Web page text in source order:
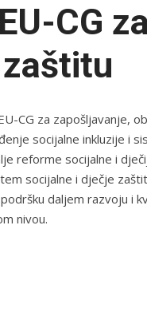
CG
CG za zapošljavanje,
socijalne inkluzije i
reforme socijalne i
socijalne i dječje
daljem razvoju i
nivou.